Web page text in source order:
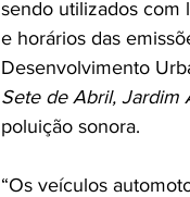
sendo utilizados com
e horários das
Desenvolvimento
Sete de Abril, Jardim
poluição sonora.
“Os veículos